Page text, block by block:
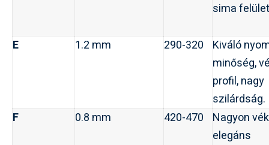
sima
E 1.2 mm 290-320
Kiváló
minőség,
profil, nagy
szilárdság.
F
0.8 mm 420-470
Nagyon
elegáns